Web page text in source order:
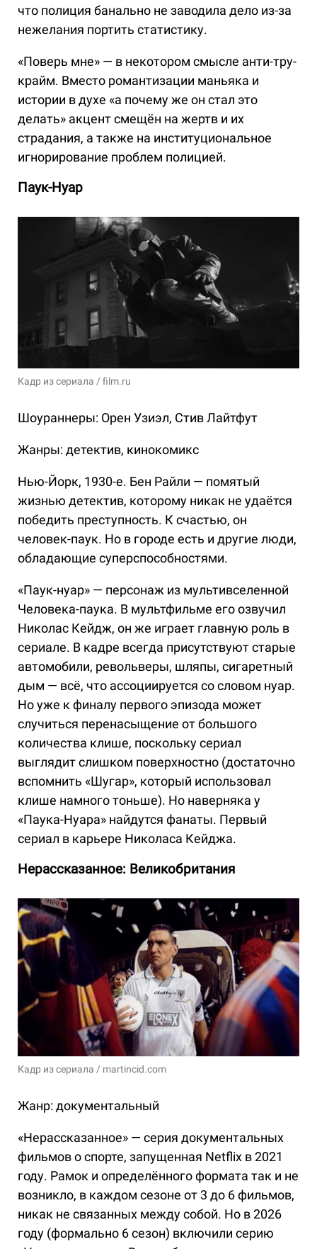
что полиция банально не заводила дело из-за
нежелания портить статистику.
«Поверь мне» — в некотором смысле анти-тру-
крайм. Вместо романтизации маньяка и
истории в духе «а почему же он стал это
делать» акцент смещён на жертв и их
страдания, а также на институциональное
игнорирование проблем полицией.
Паук-Нуар
Кадр из сериала / film.ru
Шоураннеры: Орен Узиэл, Стив Лайтфут
Жанры: детектив, кинокомикс
Нью-Йорк, 1930-е. Бен Райли — помятый
жизнью детектив, которому никак не удаётся
победить преступность. К счастью, он
человек-паук. Но в городе есть и другие люди,
обладающие суперспособностями.
«Паук-нуар» — персонаж из мультивселенной
Человека-паука. В мультфильме его озвучил
Николас Кейдж, он же играет главную роль в
сериале. В кадре всегда присутствуют старые
автомобили, револьверы, шляпы, сигаретный
дым — всё, что ассоциируется со словом нуар.
Но уже к финалу первого эпизода может
случиться перенасыщение от большого
количества клише, поскольку сериал
выглядит слишком поверхностно (достаточно
вспомнить «Шугар», который использовал
клише намного тоньше). Но наверняка у
«Паука-Нуара» найдутся фанаты. Первый
сериал в карьере Николаса Кейджа.
Нерассказанное: Великобритания
Кадр из сериала / martincid.com
Жанр: документальный
«Нерассказанное» — серия документальных
фильмов о спорте, запущенная Netflix в 2021
году. Рамок и определённого формата так и не
возникло, в каждом сезоне от 3 до 6 фильмов,
никак не связанных между собой. Но в 2026
году (формально 6 сезон) включили серию